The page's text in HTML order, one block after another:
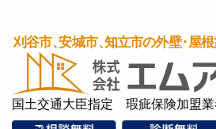
国土交通大臣指定 瑕疵保険加盟